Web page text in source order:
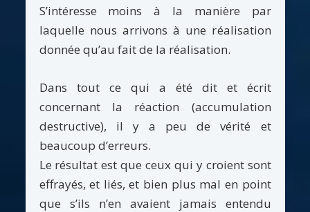
S’intéresse moins à la manière par
laquelle nous arrivons à une réalisation
donnée qu’au fait de la réalisation.
Dans tout ce qui a été dit et écrit
concernant la réaction (accumulation
destructive), il y a peu de vérité et
beaucoup d’erreurs.
Le résultat est que ceux qui y croient sont
effrayés, et liés, et bien plus mal en point
que s’ils n’en avaient jamais entendu